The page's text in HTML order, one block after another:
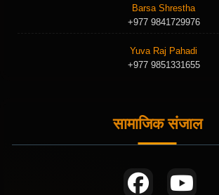
Barsa Shrestha
+977 9841729976
Yuva Raj Pahadi
+977 9851331655
सामाजिक संजाल